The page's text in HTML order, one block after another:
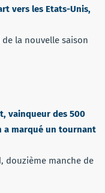
vers les Etats-Unis,
la nouvelle saison
vainqueur des 500
a marqué un tournant
douzième manche de